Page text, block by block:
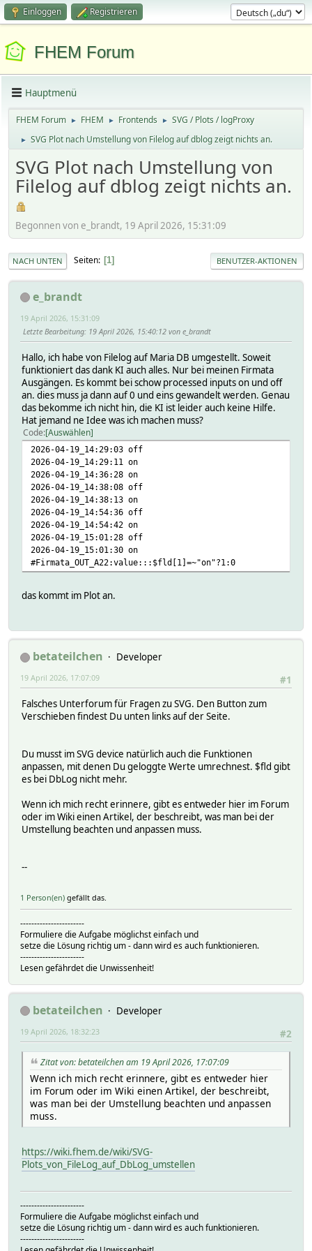
Einloggen Registrieren
FHEM Forum
Hauptmenü
FHEM Forum ► FHEM ► Frontends ► SVG / Plots / logProxy
► SVG Plot nach Umstellung von Filelog auf dblog zeigt nichts an.
SVG Plot nach Umstellung von
Filelog auf dblog zeigt nichts an.
Begonnen von e_brandt, 19 April 2026, 15:31:09
NACH UNTEN Seiten 1 BENUTZER-AKTIONEN
e_brandt
19 April 2026, 15:31:09
Letzte Bearbeitung: 19 April 2026, 15:40:12 von e_brandt
Hallo, ich habe von Filelog auf Maria DB umgestellt. Soweit
funktioniert das dank KI auch alles. Nur bei meinen Firmata
Ausgängen. Es kommt bei schow processed inputs on und off
an. dies muss ja dann auf 0 und eins gewandelt werden. Genau
das bekomme ich nicht hin, die KI ist leider auch keine Hilfe.
Hat jemand ne Idee was ich machen muss?
Code Auswählen
2026-04-19_14:29:03 off
2026-04-19_14:29:11 on
2026-04-19_14:36:28 on
2026-04-19_14:38:08 off
2026-04-19_14:38:13 on
2026-04-19_14:54:36 off
2026-04-19_14:54:42 on
2026-04-19_15:01:28 off
2026-04-19_15:01:30 on
#Firmata_OUT_A22:value:::$fld[1]=~"on"?1:0
das kommt im Plot an.
betateilchen
Developer
#1
19 April 2026, 17:07:09
Falsches Unterforum für Fragen zu SVG. Den Button zum
Verschieben findest Du unten links auf der Seite.
Du musst im SVG device natürlich auch die Funktionen
anpassen, mit denen Du geloggte Werte umrechnest. $fld gibt
es bei DbLog nicht mehr.
Wenn ich mich recht erinnere, gibt es entweder hier im Forum
oder im Wiki einen Artikel, der beschreibt, was man bei der
Umstellung beachten und anpassen muss.
--
1 Person(en) gefällt das.
-----------------------
Formuliere die Aufgabe möglichst einfach und
setze die Lösung richtig um - dann wird es auch funktionieren.
-----------------------
Lesen gefährdet die Unwissenheit!
betateilchen
Developer
#2
19 April 2026, 18:32:23
Zitat von: betateilchen am 19 April 2026, 17:07:09
Wenn ich mich recht erinnere, gibt es entweder hier
im Forum oder im Wiki einen Artikel, der beschreibt,
was man bei der Umstellung beachten und anpassen
muss.
https://wiki.fhem.de/wiki/SVG-
Plots_von_FileLog_auf_DbLog_umstellen
-----------------------
Formuliere die Aufgabe möglichst einfach und
setze die Lösung richtig um - dann wird es auch funktionieren.
-----------------------